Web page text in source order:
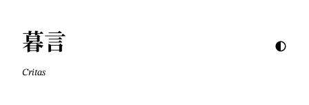
暮言
Critas